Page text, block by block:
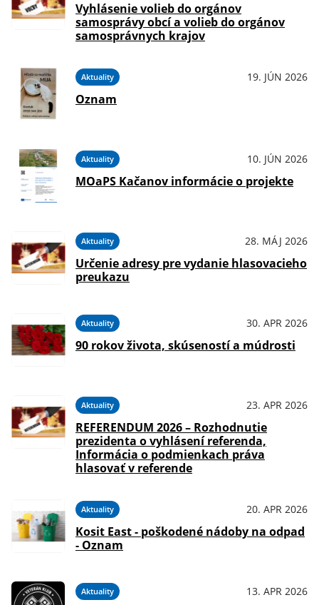
Vyhlásenie volieb do orgánov
samosprávy obcí a volieb do orgánov
samosprávnych krajov
Aktuality 19. JÚN 2026
Oznam
Aktuality 10. JÚN 2026
MOaPS Kačanov informácie o projekte
Aktuality 28. MÁJ 2026
Určenie adresy pre vydanie hlasovacieho
preukazu
Aktuality 30. APR 2026
90 rokov života, skúseností a múdrosti
Aktuality 23. APR 2026
REFERENDUM 2026 – Rozhodnutie
prezidenta o vyhlásení referenda,
Informácia o podmienkach práva
hlasovať v referende
Aktuality 20. APR 2026
Kosit East - poškodené nádoby na odpad
- Oznam
Aktuality 13. APR 2026